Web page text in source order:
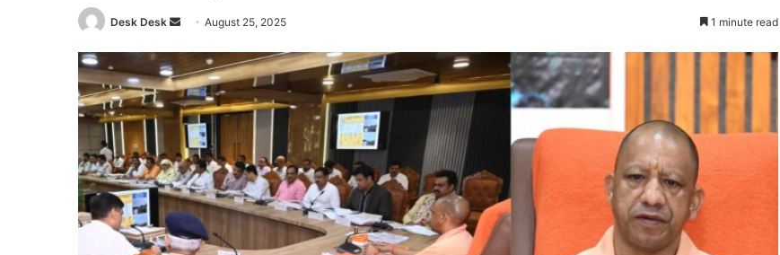
Desk Desk
Send
email
August 25, 2025 1 minute read